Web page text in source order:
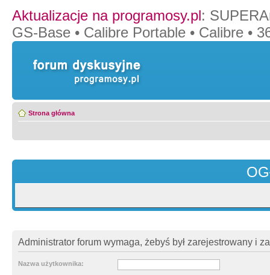
Aktualizacje na programosy.pl:
GS-Base • Calibre Portable • Calibre •
Strona główna
Administrator forum wymaga, żebyś był zarejestrowany i
Nazwa użytkownika: